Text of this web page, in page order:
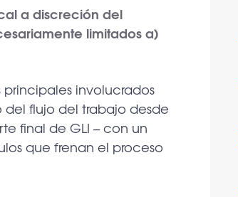
a discreción del
limitados a)
involucrados
flujo del trabajo desde
final de GLI – con un
que frenan el proceso